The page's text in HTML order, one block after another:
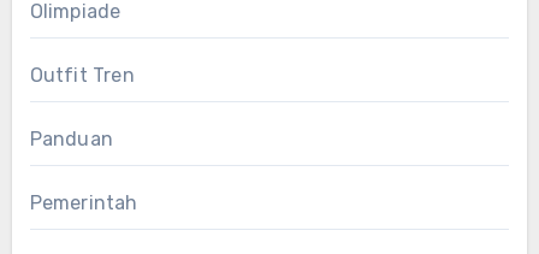
Olimpiade
Outfit Tren
Panduan
Pemerintah